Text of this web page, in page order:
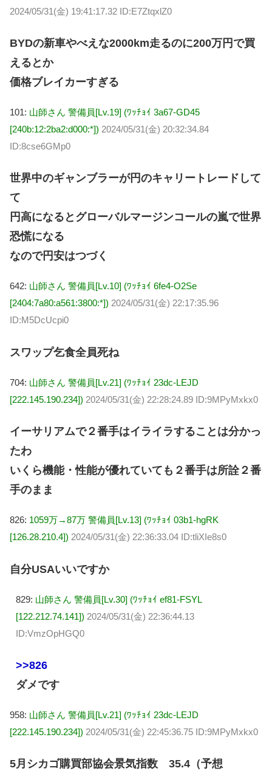
2024/05/31(金) 19:41:17.32 ID:E7ZtqxlZ0
BYDの新車やべえな2000km走るのに200万円で買
えるとか
価格ブレイカーすぎる
101: 山師さん 警備員[Lv.19] (ﾜｯﾁｮｲ 3a67-GD45
[240b:12:2ba2:d000:*]) 2024/05/31(金) 20:32:34.84
ID:8cse6GMp0
世界中のギャンブラーが円のキャリートレードして
て
円高になるとグローバルマージンコールの嵐で世界
恐慌になる
なので円安はつづく
642: 山師さん 警備員[Lv.10] (ﾜｯﾁｮｲ 6fe4-O2Se
[2404:7a80:a561:3800:*]) 2024/05/31(金) 22:17:35.96
ID:M5DcUcpi0
スワップ乞食全員死ね
704: 山師さん 警備員[Lv.21] (ﾜｯﾁｮｲ 23dc-LEJD
[222.145.190.234]) 2024/05/31(金) 22:28:24.89 ID:9MPyMxkx0
イーサリアムで２番手はイライラすることは分かっ
たわ
いくら機能・性能が優れていても２番手は所詮２番
手のまま
826: 1059万→87万 警備員[Lv.13] (ﾜｯﾁｮｲ 03b1-hgRK
[126.28.210.4]) 2024/05/31(金) 22:36:33.04 ID:tliXIe8s0
自分USAいいですか
829: 山師さん 警備員[Lv.30] (ﾜｯﾁｮｲ ef81-FSYL
[122.212.74.141]) 2024/05/31(金) 22:36:44.13
ID:VmzOpHGQ0
>>826
ダメです
958: 山師さん 警備員[Lv.21] (ﾜｯﾁｮｲ 23dc-LEJD
[222.145.190.234]) 2024/05/31(金) 22:45:36.75 ID:9MPyMxkx0
5月シカゴ購買部協会景気指数 35.4（予想